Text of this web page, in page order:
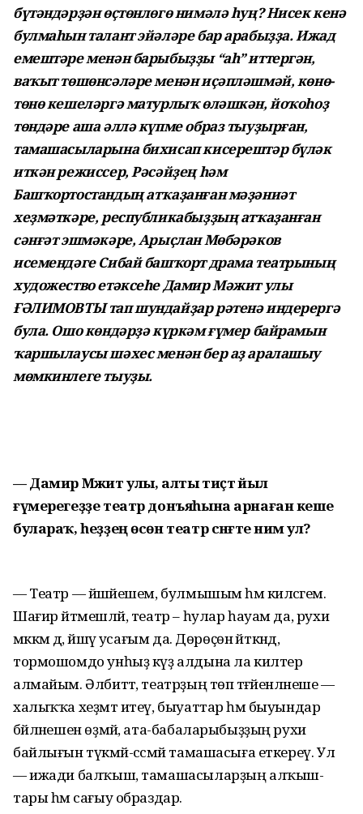
бүтәндәрҙән өҫтөнлөгө нимәлә һуң? Нисек кенә
булмаһын талант эйәләре бар арабыҙҙа. Ижад
емештәре менән барыбыҙҙы “аһ” иттергән,
ваҡыт төшөнсәләре менән иҫәпләшмәй, көнө-
төнө кешеләргә матурлыҡ өләшкән, йоҡоһоҙ
төндәре аша әллә күпме образ тыуҙырған,
тамашасыларына бихисап кисерештәр бүләк
иткән режиссер, Рәсәйҙең һәм
Башҡортостандың атҡаҙанған мәҙәниәт
хеҙмәткәре, республикабыҙҙың атҡаҙанған
сәнғәт эшмәкәре, Арыҫлан Мөбәрәков
исемендәге Сибай башҡорт драма театрының
художество етәксеһе Дамир Мәжит улы
ҒӘЛИМОВТЫ тап шундайҙар рәтенә индерергә
була. Ошо көндәрҙә күркәм ғүмер байрамын
ҡаршылаусы шәхес менән бер аҙ аралашыу
мөмкинлеге тыуҙы.
— Дамир Мәжит улы, алты тиҫтә йыл
ғүмерегеҙҙе театр донъяһына арнаған кеше
булараҡ, һеҙҙең өсөн театр сәнғәте нимә ул?
— Театр — йәшәйешем, булмышым һәм киләсәгем.
Шағир әйтмешләй, театр – һулар һауам да, рухи
мәккәм дә, йәшәү усағым да. Дөрөҫөн әйткәндә,
тормошомдо унһыҙ күҙ алдына ла килтерә
алмайым. Әлбиттә, театрҙың төп тәғәйенләнеше —
халыҡҡа хеҙмәт итеү, быуаттар һәм быуындар
бәйләнешен өҙмәй, ата-баба­ларыбыҙҙың рухи
байлығын түкмәй-сәсмәй тамаша­сыға еткереү. Ул
— ижади бал­ҡыш, тамашасыларҙың алҡыш­
тары һәм сағыу образдар.